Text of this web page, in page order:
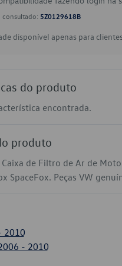
5Z0129618B
disponível apenas para
do produto
encontrada.
produto
de Filtro de Ar de
SpaceFox. Peças VW
2010
- 2010